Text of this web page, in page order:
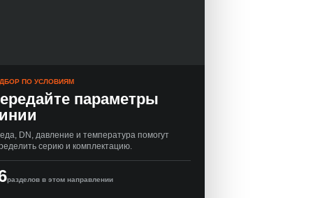
ПО УСЛОВИЯМ
параметры
DN, давление и температура помогут
серию и комплектацию.
разделов в этом направлении